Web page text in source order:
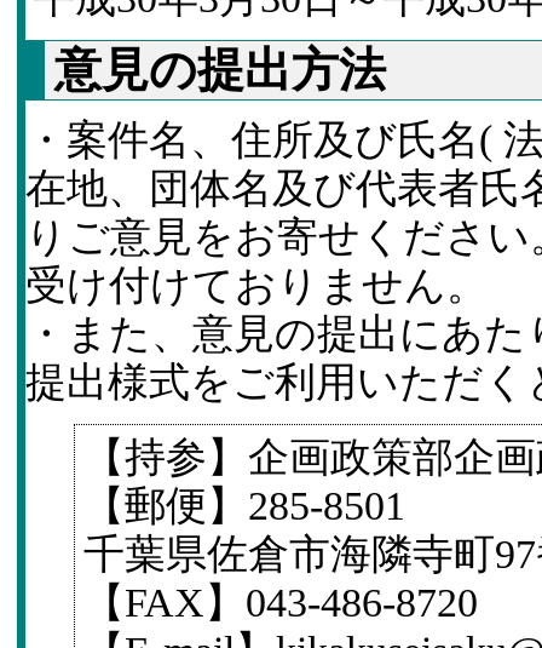
意見の提出方法
・案件名、住所及び氏名(
在地、団体名及び代表者
りご意見をお寄せくださ
受け付けておりません。
・また、意見の提出にあ
提出様式をご利用いただく
【持参】企画政策部企
【郵便】285-8501
千葉県佐倉市海隣寺町
【FAX】043-486-8720